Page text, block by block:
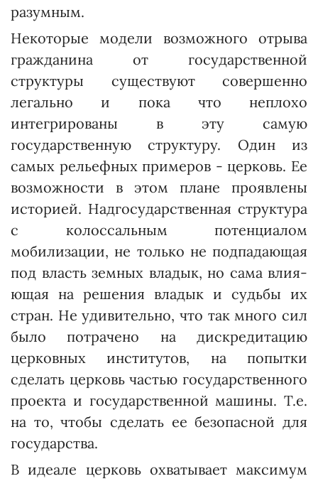
разумным.
Некоторые модели возможного отрыва
гражданина от государственной
структуры сущест­вуют совершенно
легально и пока что неплохо
интегрированы в эту самую
государственную структуру. Один из
самых рельеф­ных примеров - церковь. Ее
возможности в этом плане проявлены
историей. Надго­сударст­венная структура
с колоссальным потенциалом
мобилизации, не только не подпадающая
под власть земных владык, но сама влия­
ющая на решения владык и судьбы их
стран. Не удивительно, что так много сил
было потрачено на дискредитацию
церковных инс­титутов, на попытки
сделать церковь частью государственного
проекта и государственной машины. Т.е.
на то, чтобы сделать ее безопасной для
государства.
В идеале церковь охватывает максимум